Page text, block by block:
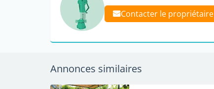
Contacter le propriétaire
Annonces similaires